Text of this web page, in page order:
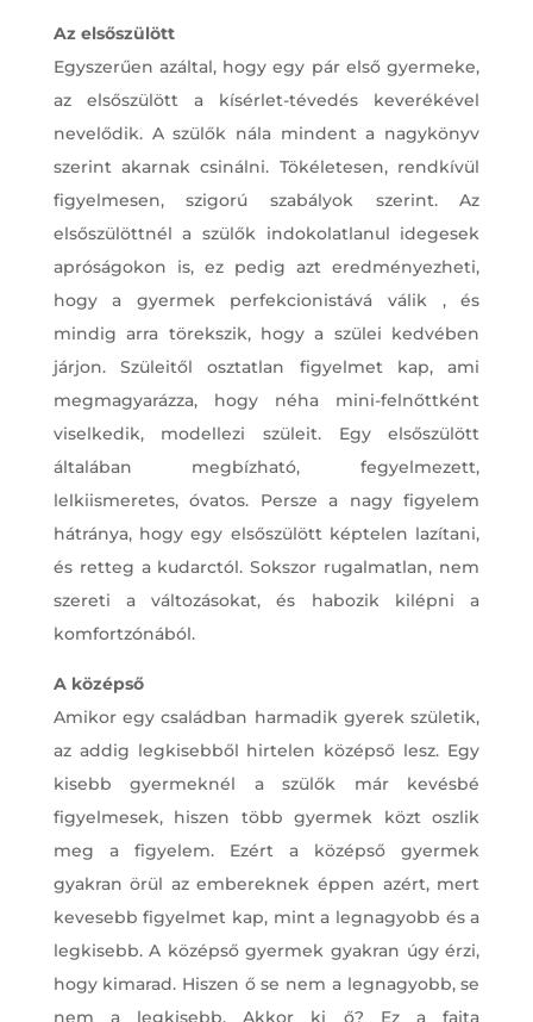
Az elsőszülött
Egyszerűen azáltal, hogy egy pár első gyermeke,
az elsőszülött a kísérlet-tévedés keverékével
nevelődik. A szülők nála mindent a nagykönyv
szerint akarnak csinálni. Tökéletesen, rendkívül
figyelmesen, szigorú szabályok szerint. Az
elsőszülöttnél a szülők indokolatlanul idegesek
apróságokon is, ez pedig azt eredményezheti,
hogy a gyermek perfekcionistává válik , és
mindig arra törekszik, hogy a szülei kedvében
járjon. Szüleitől osztatlan figyelmet kap, ami
megmagyarázza, hogy néha mini-felnőttként
viselkedik, modellezi szüleit. Egy elsőszülött
általában megbízható, fegyelmezett,
lelkiismeretes, óvatos. Persze a nagy figyelem
hátránya, hogy egy elsőszülött képtelen lazítani,
és retteg a kudarctól. Sokszor rugalmatlan, nem
szereti a változásokat, és habozik kilépni a
komfortzónából.
A középső
Amikor egy családban harmadik gyerek születik,
az addig legkisebből hirtelen középső lesz. Egy
kisebb gyermeknél a szülők már kevésbé
figyelmesek, hiszen több gyermek közt oszlik
meg a figyelem. Ezért a középső gyermek
gyakran örül az embereknek éppen azért, mert
kevesebb figyelmet kap, mint a legnagyobb és a
legkisebb. A középső gyermek gyakran úgy érzi,
hogy kimarad. Hiszen ő se nem a legnagyobb, se
nem a legkisebb. Akkor ki ő? Ez a fajta